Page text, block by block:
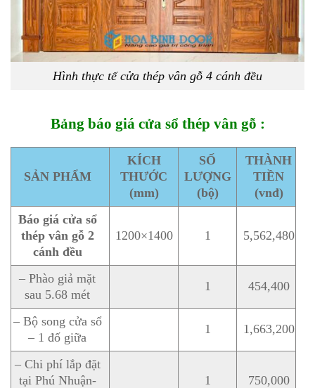
Hình thực tế cửa thép vân gỗ 4 cánh đều
Bảng báo giá cửa sổ thép vân gỗ :
SẢN PHẨM
KÍCH
THƯỚC
(mm)
SỐ
LƯỢNG
(bộ)
THÀNH
TIỀN
(vnđ)
Báo giá cửa sổ
thép vân gỗ 2
cánh đều
1200×1400 1 5,562,480
– Phào giả mặt
sau 5.68 mét
1 454,400
– Bộ song cửa sổ
– 1 đố giữa
1 1,663,200
– Chi phí lắp đặt
tại Phú Nhuận-
1 750,000